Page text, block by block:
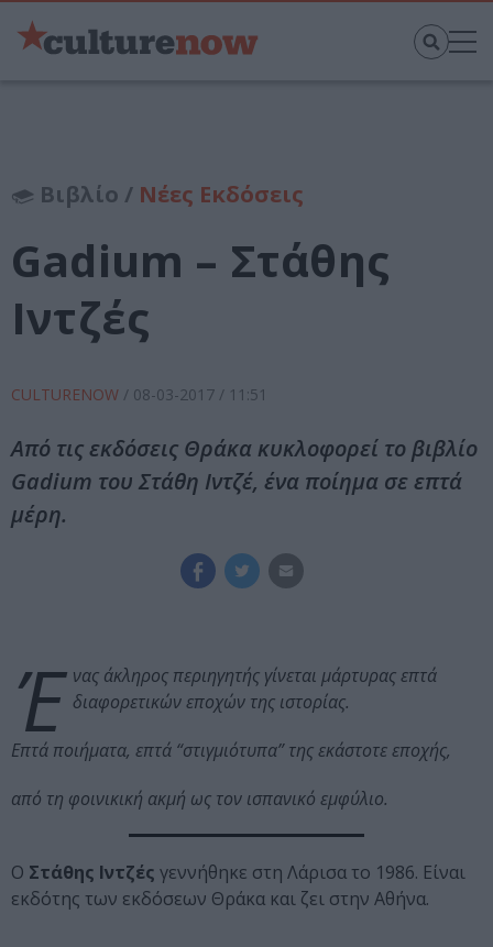
Βιβλίο / Νέες Εκδόσεις
Gadium – Στάθης
Ιντζές
CULTURENOW / 08-03-2017 / 11:51
Από τις εκδόσεις Θράκα κυκλοφορεί το βιβλίο
Gadium του Στάθη Ιντζέ, ένα ποίημα σε επτά
μέρη.
Έ νας άκληρος περιηγητής γίνεται μάρτυρας επτά
διαφορετικών εποχών της ιστορίας.
Επτά ποιήματα, επτά “στιγμιότυπα” της εκάστοτε εποχής,
από τη φοινικική ακμή ως τον ισπανικό εμφύλιο.
Ο Στάθης Ιντζές γεννήθηκε στη Λάρισα το 1986. Είναι
εκδότης των εκδόσεων Θράκα και ζει στην Αθήνα.